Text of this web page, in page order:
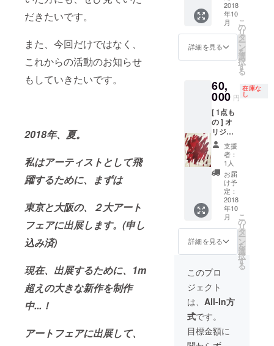
だきたいです。
また、今回だけではなく、
これからの活動のお知らせ
もしていきたいです。
2018年、夏。
私はアーティストとして飛
躍するために、まずは
東京と大阪の、２大アート
フェアに出展します。(申し
込み済)
現在、出展するために、1m
超えの大きな新作を制作
中...！
アートフェアに出展して、
たお礼
のお手
紙 + ス
テッ
カー1枚
ル(写真
付)
x 38cm
シルク
スク
リー
ン、ア
クリル
ペイン
ト / キャ
ンバス
/ 直筆サ
イン入
+ ポス
トカー
ド(大)2
枚 絵柄
ランダ
ム (直筆
サイン
入) + 心
を込め
たお礼
のお手
紙 + ス
テッ
カー1枚
トメー
ル(写真
付)
2018
年10
月
詳細を見る
こ
の
リ
タ
ー
ン
を
選
択
す
る
60,
000 円
在庫な
し
[ 1点も
の ] オ
リジナ
ル ペイ
ント作
(canva
s) F30 :
91cm x
72.7cm
シルク
スク
リー
ン、ア
クリル
ペイン
ト / キャ
ンバス
張 / 直筆
サイン
入 + ポ
スト
カード
(大)4枚
支援
者：
1人
お届
け予
定：
2018
年10
月
詳細を見る
こ
の
リ
タ
ー
ン
を
選
択
す
る
このプロ
ジェクト
は、 All-In方
式です。
目標金額に